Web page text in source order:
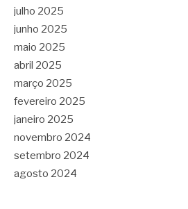
julho 2025
junho 2025
maio 2025
abril 2025
março 2025
fevereiro 2025
janeiro 2025
novembro 2024
setembro 2024
agosto 2024